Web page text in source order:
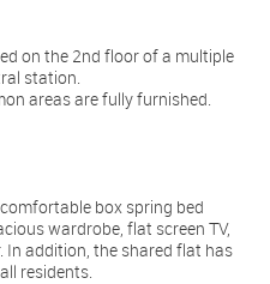
on the 2nd floor of a multiple
station.
areas are fully furnished.
box spring bed
wardrobe, flat screen TV,
In addition, the shared flat has
residents.